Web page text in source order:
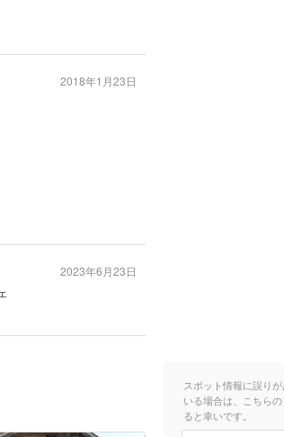
2018年1月23日
2023年6月23日
スポット情報に誤り
いる場合は、こちら
ると幸いです。